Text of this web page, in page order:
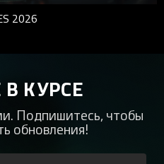
2026
КУРСЕ
Подпишитесь, чтобы
обновления!